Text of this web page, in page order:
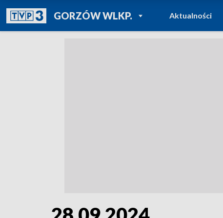
GORZÓW WLKP.POWRÓT DO
TVP REGIONY
Aktualności